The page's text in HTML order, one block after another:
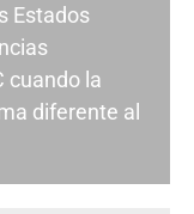
Estados
cuando la
diferente al